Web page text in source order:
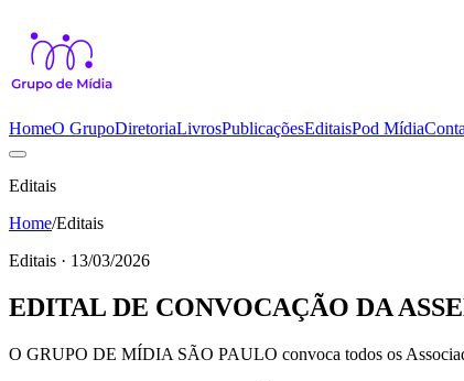
HomeO GrupoDiretoriaLivrosPublicaçõesEditaisPod Mídia
Editais
Home/Editais
Editais · 13/03/2026
EDITAL DE CONVOCAÇÃO DA
O GRUPO DE MÍDIA SÃO PAULO convoca todos os